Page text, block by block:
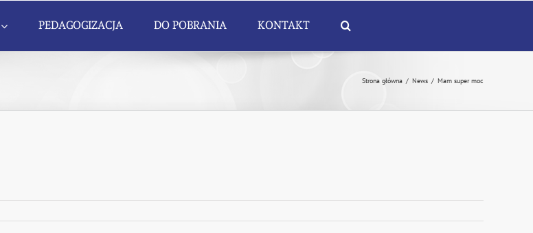
PEDAGOGIZACJA DO POBRANIA KONTAKT
Strona główna / News / Mam super moc